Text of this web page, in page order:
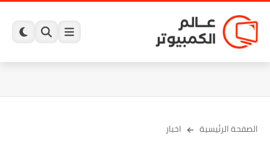
الصفحة الرئيسية اخبار